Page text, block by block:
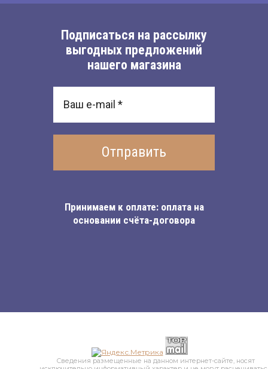
Подписаться на рассылку
выгодных предложений
нашего магазина
Отправить
Принимаем к оплате: оплата на
основании счёта-договора
Сведения размещенные на данном интернет-сайте, носят